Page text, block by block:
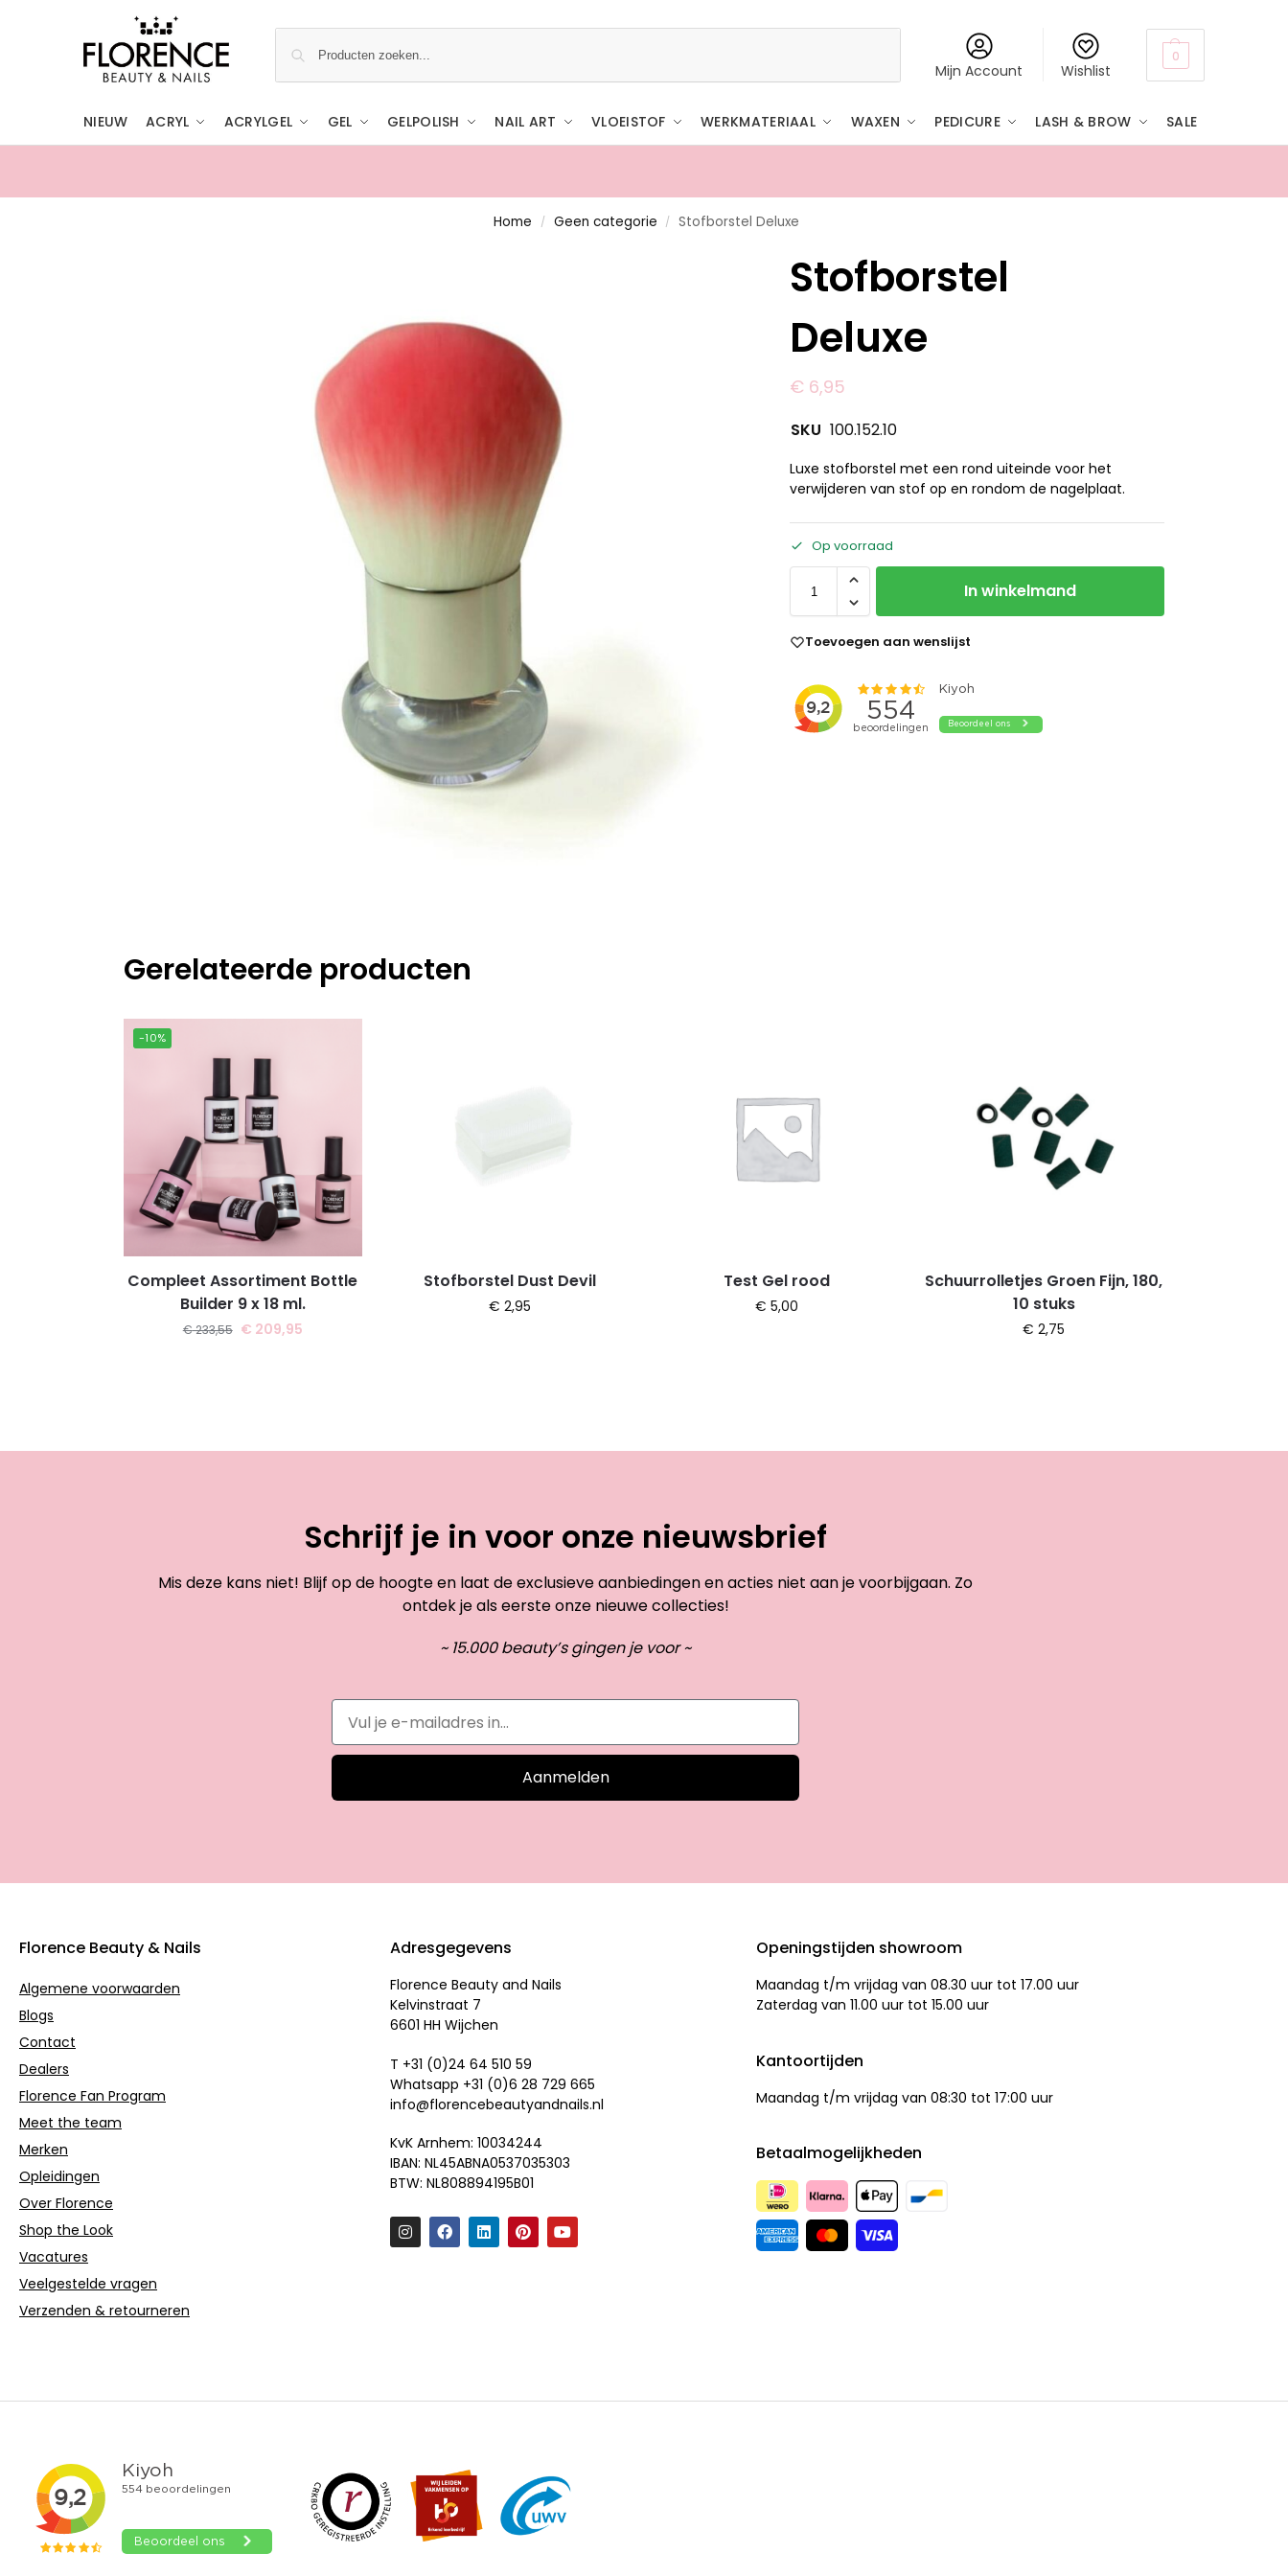
Mijn Account Wishlist
0
NIEUW ACRYL ACRYLGEL GEL GELPOLISH NAIL ART VLOEISTOF WERKMATERIAAL WAXEN PEDICURE LASH & BROW SALE
Home / Geen categorie / Stofborstel Deluxe
Stofborstel
Deluxe
€ 6,95
SKU 100.152.10
Luxe stofborstel met een rond uiteinde voor het
verwijderen van stof op en rondom de nagelplaat.
Op voorraad
In winkelmand
Toevoegen aan wenslijst
Gerelateerde producten
-10%
Compleet Assortiment Bottle
Builder 9 x 18 ml.
€233,55 € 209,95
Stofborstel Dust Devil
€ 2,95
Test Gel rood
€ 5,00
Schuurrolletjes Groen Fijn, 180,
10 stuks
€ 2,75
Schrijf je in voor onze nieuwsbrief
Mis deze kans niet! Blijf op de hoogte en laat de exclusieve aanbiedingen en acties niet aan je voorbijgaan. Zo
ontdek je als eerste onze nieuwe collecties!
~ 15.000 beauty’s gingen je voor ~
Aanmelden
Florence Beauty & Nails
Algemene voorwaarden
Blogs
Contact
Dealers
Florence Fan Program
Meet the team
Merken
Opleidingen
Over Florence
Shop the Look
Vacatures
Veelgestelde vragen
Verzenden & retourneren
Adresgegevens
Florence Beauty and Nails
Kelvinstraat 7
6601 HH Wijchen
T +31 (0)24 64 510 59
Whatsapp +31 (0)6 28 729 665
info@florencebeautyandnails.nl
KvK Arnhem: 10034244
IBAN: NL45ABNA0537035303
BTW: NL808894195B01
Openingstijden showroom
Maandag t/m vrijdag van 08.30 uur tot 17.00 uur
Zaterdag van 11.00 uur tot 15.00 uur
Kantoortijden
Maandag t/m vrijdag van 08:30 tot 17:00 uur
Betaalmogelijkheden